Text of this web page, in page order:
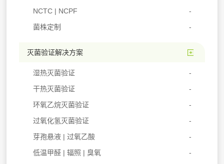
NCTC | NCPF
菌株定制
灭菌验证解决方案
湿热灭菌验证
干热灭菌验证
环氧乙烷灭菌验证
过氧化氢灭菌验证
芽孢悬液 | 过氧乙酸
低温甲醛 | 辐照 | 臭氧